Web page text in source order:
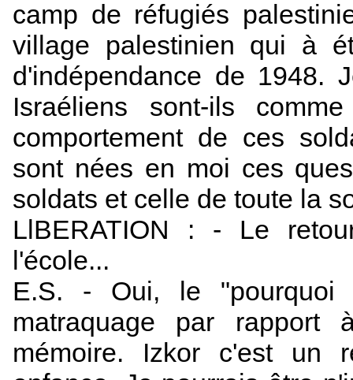
camp de réfugiés
village palestinien qui à
d'indépendance de 1948.
Israéliens sont-ils
comportement de ces
sont nées en moi ces
soldats et celle de toute la
LlBERATION : - Le
l'école...
E.S. - Oui, le
matraquage par rapport
mémoire. Izkor c'est un